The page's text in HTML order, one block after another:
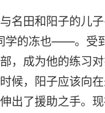
名田和阳子的儿子
学的冻也——。受
，成为他的练习
候，阳子应该向
出了援助之手。